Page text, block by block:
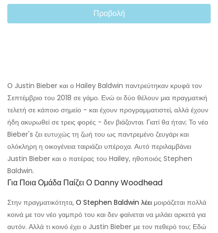
Προβολή
Ο Justin Bieber και ο Hailey Baldwin παντρεύτηκαν κρυφά τον
Σεπτέμβριο του 2018 σε γάμο. Ενώ οι δύο θέλουν μια πραγματική
τελετή σε κάποιο σημείο - και έχουν προγραμματιστεί, αλλά έχουν
ήδη ακυρωθεί σε τρεις φορές - δεν βιάζονται. Γιατί θα ήταν; Το νέο
Bieber's ζει ευτυχώς τη ζωή του ως παντρεμένο ζευγάρι και
ολόκληρη η οικογένεια ταιριάζει υπέροχα. Αυτό περιλαμβάνει
Justin Bieber και ο πατέρας του Hailey, ηθοποιός Stephen
Baldwin.
Για Ποια Ομάδα Παίζει Ο Danny Woodhead
Στην πραγματικότητα, Ο Stephen Baldwin λέει μοιράζεται πολλά
κοινά με τον νέο γαμπρό του και δεν φαίνεται να μιλάει αρκετά για
αυτόν. Αλλά τι κοινό έχει ο Justin Bieber με τον πεθερό του; Εδώ